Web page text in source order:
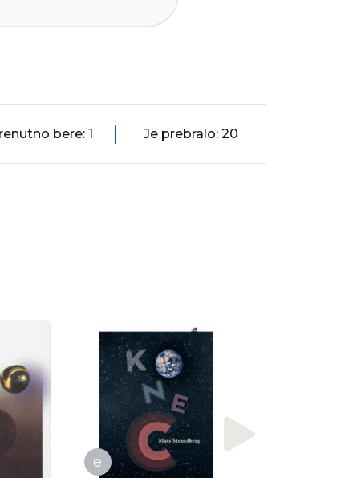
bere: 1 Je prebralo: 20
e